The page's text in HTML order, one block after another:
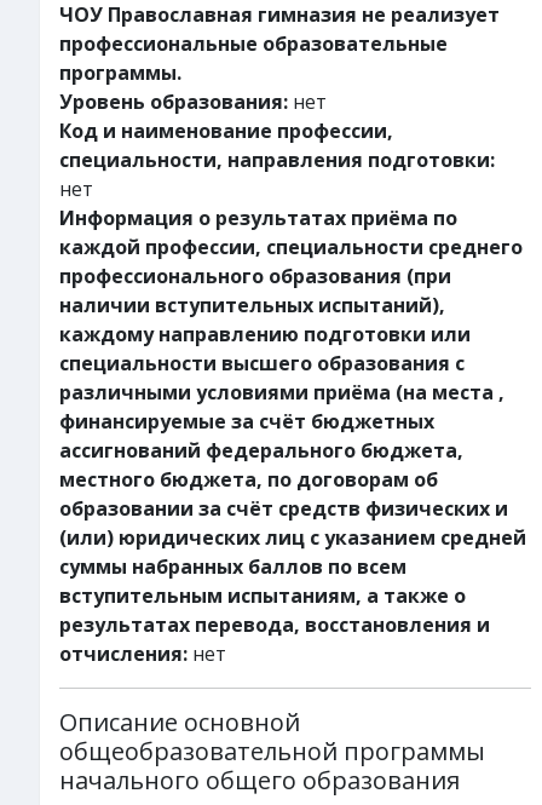
ЧОУ Православная гимназия не реализует
профессиональные образовательные
программы.
Уровень образования: нет
Код и наименование профессии,
специальности, направления подготовки:
нет
Информация о результатах приёма по
каждой профессии, специальности среднего
профессионального образования (при
наличии вступительных испытаний),
каждому направлению подготовки или
специальности высшего образования с
различными условиями приёма (на места ,
финансируемые за счёт бюджетных
ассигнований федерального бюджета,
местного бюджета, по договорам об
образовании за счёт средств физических и
(или) юридических лиц с указанием средней
суммы набранных баллов по всем
вступительным испытаниям, а также о
результатах перевода, восстановления и
отчисления: нет
Описание основной
общеобразовательной программы
начального общего образования